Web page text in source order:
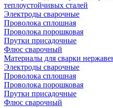
теплоустойчивых сталей
Электроды сварочные
Проволока сплошная
Проволока порошковая
Прутки присадочные
Флюс сварочный
Материалы для сварки
Электроды сварочные
Проволока сплошная
Проволока порошковая
Прутки присадочные
Флюс сварочный